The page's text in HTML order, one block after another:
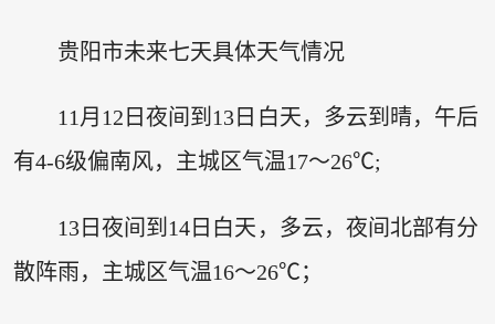
贵阳市未来七天具体天气情况
11月12日夜间到13日白天，多云到晴，午后
有4-6级偏南风，主城区气温17～26℃;
13日夜间到14日白天，多云，夜间北部有分
散阵雨，主城区气温16～26℃；